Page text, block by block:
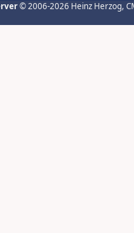
© 2006-2026 Heinz Herzog,